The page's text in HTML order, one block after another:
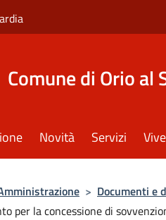
Comune di Orio al
Novità Servizi
> Documenti e
per la concessione di